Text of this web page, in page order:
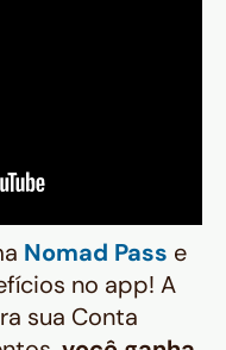
Nomad Pass e
no app! A
sua Conta